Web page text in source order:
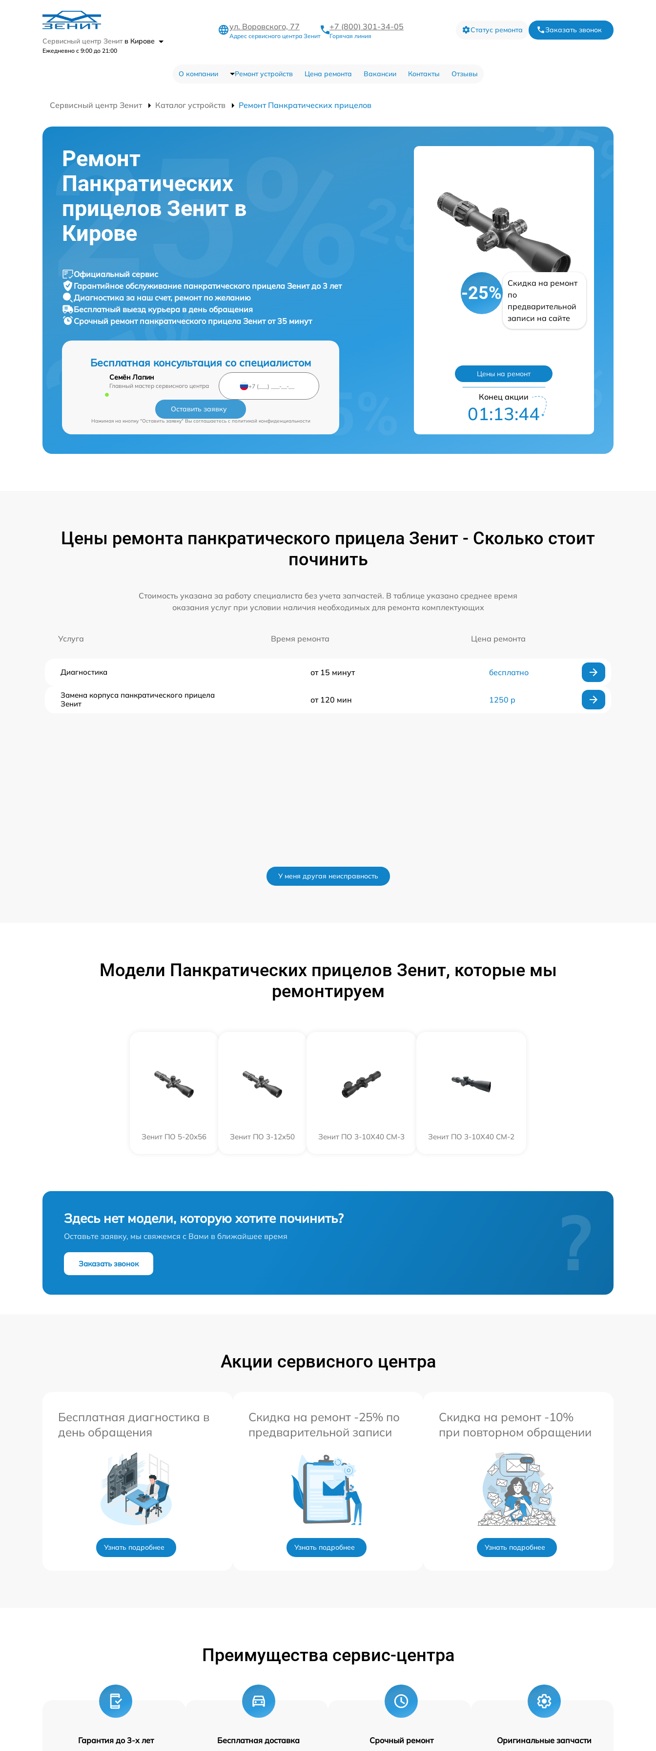
Сервисный центр Зенит в Кирове
Ежедневно с 9:00 до 21:00
ул. Воровского, 77
Адрес сервисного центра Зенит
+7 (800) 301-34-05
Горячая линия
Статус ремонта Заказать звонок
О компании Ремонт устройств Цена ремонта Вакансии Контакты Отзывы
Сервисный центр Зенит Каталог устройств Ремонт Панкратических прицелов
Ремонт
Панкратических
прицелов Зенит в
Кирове
Официальный сервис
Гарантийное обслуживание панкратического прицела Зенит до 3 лет
Диагностика за наш счет, ремонт по желанию
Бесплатный выезд курьера в день обращения
Срочный ремонт панкратического прицела Зенит от 35 минут
Бесплатная консультация со специалистом
Семён Лапин
Главный мастер сервисного центра
Оставить заявку
Нажимая на кнопку "Оставить заявку" Вы соглашаетесь cполитикой конфиденциальности
-25%
Скидка на ремонт
по
предварительной
записи на сайте
Цены на ремонт
Конец акции
01:13:43
Цены ремонта панкратического прицела Зенит - Сколько стоит
починить
Стоимость указана за работу специалиста без учета запчастей. В таблице указано среднее время
оказания услуг при условии наличия необходимых для ремонта комплектующих
Услуга Время ремонта Цена ремонта
Диагностика от 15 минут бесплатно
Замена корпуса панкратического прицела
Зенит
от 120 мин 1250 р
У меня другая неисправность
Модели Панкратических прицелов Зенит, которые мы
ремонтируем
Зенит ПO 5-20x56 Зенит ПO 3-12x50 Зенит ПО 3-10Х40 СМ-3 Зенит ПО 3-10Х40 СМ-2
Здесь нет модели, которую хотите починить?
Оставьте заявку, мы свяжемся с Вами в ближайшее время
Заказать звонок ?
Акции сервисного центра
Бесплатная диагностика в
день обращения
Узнать подробнее
Скидка на ремонт -25% по
предварительной записи
Узнать подробнее
Скидка на ремонт -10%
при повторном обращении
Узнать подробнее
Преимущества сервис-центра
Гарантия до 3-х лет Бесплатная доставка Срочный ремонт Оригинальные запчасти